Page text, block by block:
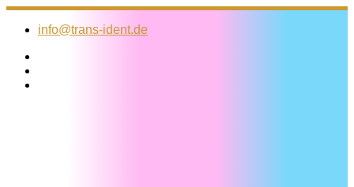
Zum
Inhalt
info@trans-ident.de